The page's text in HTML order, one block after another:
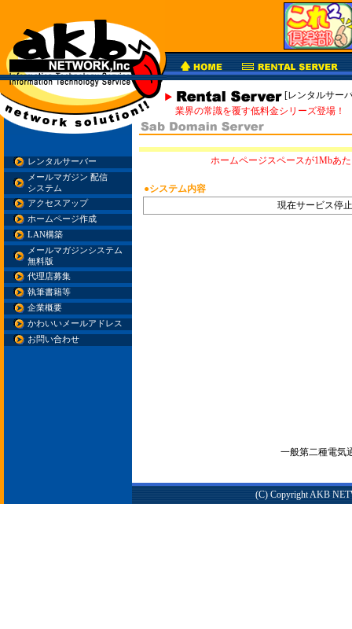
レンタルサーバー
メールマガジン 配信
システム
アクセスアップ
ホームページ作成
LAN構築
メールマガジンシステム
無料版
代理店募集
執筆書籍等
企業概要
かわいいメールアドレス
お問い合わせ
[レンタルサー
業界の常識を覆す低料金シリーズ登場！
ホームページスペースが1Mbあ
●システム内容
現在サービス停
一般第二種電気
(C) Copyright AKB